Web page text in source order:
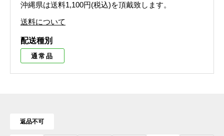
沖縄県は送料1,100円(税込)を頂戴致します。
送料について
配送種別
通常品
返品不可